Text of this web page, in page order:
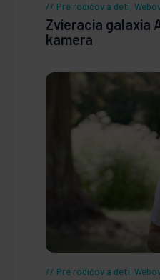
Pre rodičov a deti,
Zvieracia galaxia
kamera
Pre rodičov a deti,